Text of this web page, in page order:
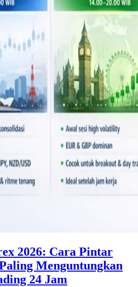
2026: Cara Pintar
Menguntungkan
24 Jam